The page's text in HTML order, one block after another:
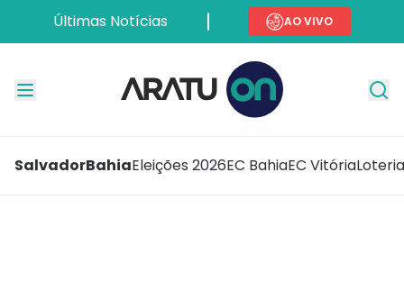
Últimas Notícias AO VIVO
SalvadorBahiaEleições 2026EC BahiaEC Vitória